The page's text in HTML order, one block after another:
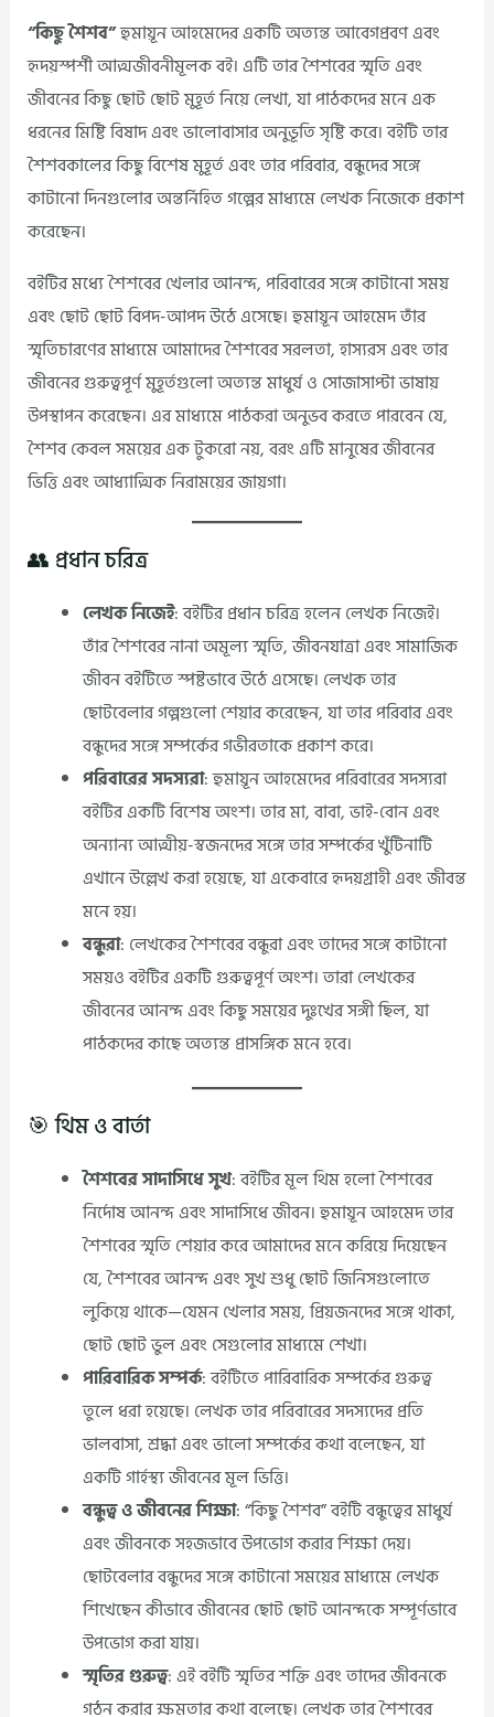
“কিছু শৈশব”হুমায়ূন আহমেদের একটি অত্যন্ত আবেগপ্রবণ এবং
হৃদয়স্পর্শী আত্মজীবনীমূলক বই। এটি তার শৈশবের স্মৃতি এবং
জীবনের কিছু ছোট ছোট মুহূর্ত নিয়ে লেখা, যা পাঠকদের মনে এক
ধরনের মিষ্টি বিষাদ এবং ভালোবাসার অনুভূতি সৃষ্টি করে। বইটি তার
শৈশবকালের কিছু বিশেষ মুহূর্ত এবং তার পরিবার, বন্ধুদের সঙ্গে
কাটানো দিনগুলোর অন্তর্নিহিত গল্পের মাধ্যমে লেখক নিজেকে প্রকাশ
করেছেন।
বইটির মধ্যে শৈশবের খেলার আনন্দ, পরিবারের সঙ্গে কাটানো সময়
এবং ছোট ছোট বিপদ-আপদ উঠে এসেছে। হুমায়ূন আহমেদ তাঁর
স্মৃতিচারণের মাধ্যমে আমাদের শৈশবের সরলতা, হাস্যরস এবং তার
জীবনের গুরুত্বপূর্ণ মুহূর্তগুলো অত্যন্ত মাধুর্য ও সোজাসাপ্টা ভাষায়
উপস্থাপন করেছেন। এর মাধ্যমে পাঠকরা অনুভব করতে পারবেন যে,
শৈশব কেবল সময়ের এক টুকরো নয়, বরং এটি মানুষের জীবনের
ভিত্তি এবং আধ্যাত্মিক নিরাময়ের জায়গা।
👥 প্রধান চরিত্র
লেখক নিজেই: বইটির প্রধান চরিত্র হলেন লেখক নিজেই।
তাঁর শৈশবের নানা অমূল্য স্মৃতি, জীবনযাত্রা এবং সামাজিক
জীবন বইটিতে স্পষ্টভাবে উঠে এসেছে। লেখক তার
ছোটবেলার গল্পগুলো শেয়ার করেছেন, যা তার পরিবার এবং
বন্ধুদের সঙ্গে সম্পর্কের গভীরতাকে প্রকাশ করে।
পরিবারের সদস্যরা: হুমায়ূন আহমেদের পরিবারের সদস্যরা
বইটির একটি বিশেষ অংশ। তার মা, বাবা, ভাই-বোন এবং
অন্যান্য আত্মীয়-স্বজনদের সঙ্গে তার সম্পর্কের খুঁটিনাটি
এখানে উল্লেখ করা হয়েছে, যা একেবারে হৃদয়গ্রাহী এবং জীবন্ত
মনে হয়।
বন্ধুরা: লেখকের শৈশবের বন্ধুরা এবং তাদের সঙ্গে কাটানো
সময়ও বইটির একটি গুরুত্বপূর্ণ অংশ। তারা লেখকের
জীবনের আনন্দ এবং কিছু সময়ের দুঃখের সঙ্গী ছিল, যা
পাঠকদের কাছে অত্যন্ত প্রাসঙ্গিক মনে হবে।
🎯 থিম ও বার্তা
শৈশবের সাদাসিধে সুখ: বইটির মূল থিম হলো শৈশবের
নির্দোষ আনন্দ এবং সাদাসিধে জীবন। হুমায়ূন আহমেদ তার
শৈশবের স্মৃতি শেয়ার করে আমাদের মনে করিয়ে দিয়েছেন
যে, শৈশবের আনন্দ এবং সুখ শুধু ছোট জিনিসগুলোতে
লুকিয়ে থাকে—যেমন খেলার সময়, প্রিয়জনদের সঙ্গে থাকা,
ছোট ছোট ভুল এবং সেগুলোর মাধ্যমে শেখা।
পারিবারিক সম্পর্ক: বইটিতে পারিবারিক সম্পর্কের গুরুত্ব
তুলে ধরা হয়েছে। লেখক তার পরিবারের সদস্যদের প্রতি
ভালবাসা, শ্রদ্ধা এবং ভালো সম্পর্কের কথা বলেছেন, যা
একটি গার্হস্থ্য জীবনের মূল ভিত্তি।
বন্ধুত্ব ও জীবনের শিক্ষা: “কিছু শৈশব” বইটি বন্ধুত্বের মাধুর্য
এবং জীবনকে সহজভাবে উপভোগ করার শিক্ষা দেয়।
ছোটবেলার বন্ধুদের সঙ্গে কাটানো সময়ের মাধ্যমে লেখক
শিখেছেন কীভাবে জীবনের ছোট ছোট আনন্দকে সম্পূর্ণভাবে
উপভোগ করা যায়।
স্মৃতির গুরুত্ব: এই বইটি স্মৃতির শক্তি এবং তাদের জীবনকে
গঠন করার ক্ষমতার কথা বলেছে। লেখক তার শৈশবের